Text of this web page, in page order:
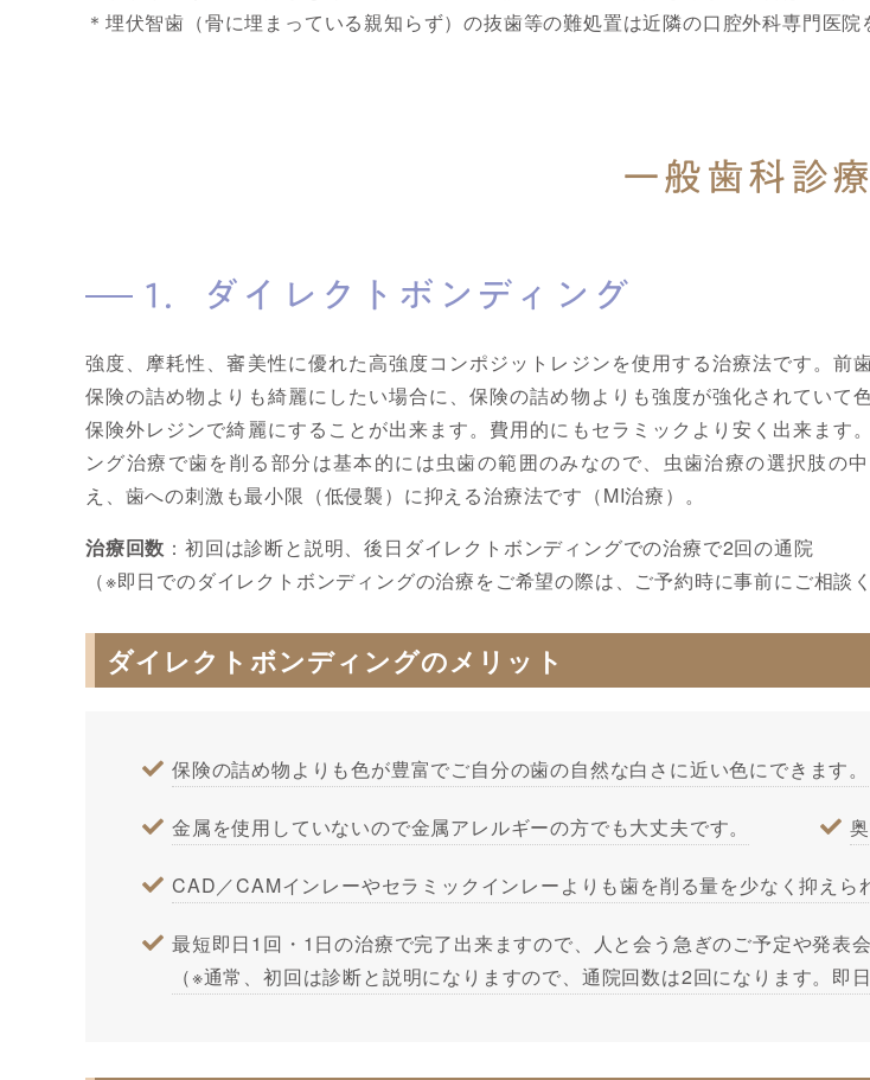
＊埋伏智歯（骨に埋まっている親知らず）の抜歯等の難処置は近隣の口腔外科専門医院
一般歯科診
1．ダイレクトボンディング
強度、摩耗性、審美性に優れた高強度コンポジットレジンを使用する治療法です。前
保険の詰め物よりも綺麗にしたい場合に、保険の詰め物よりも強度が強化されていて
保険外レジンで綺麗にすることが出来ます。費用的にもセラミックより安く出来ます
ング治療で歯を削る部分は基本的には虫歯の範囲のみなので、虫歯治療の選択肢の
え、歯への刺激も最小限（低侵襲）に抑える治療法です（MI治療）。
治療回数 ：初回は診断と説明、後日ダイレクトボンディングでの治療で2回の通院
（※即日でのダイレクトボンディングの治療をご希望の際は、ご予約時に事前にご相談く
ダイレクトボンディングのメリット
保険の詰め物よりも色が豊富でご自分の歯の自然な白さに近い色にできます。
金属を使用していないので金属アレルギーの方でも大丈夫です。
CAD／CAMインレーやセラミックインレーよりも歯を削る量を少なく抑えら
最短即日1回・1日の治療で完了出来ますので、人と会う急ぎのご予定や発表
（※通常、初回は診断と説明になりますので、通院回数は2回になります。即